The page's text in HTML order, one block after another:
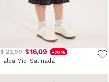
$ 22,99 $ 16,09 -30%
Falda Midi Satinada